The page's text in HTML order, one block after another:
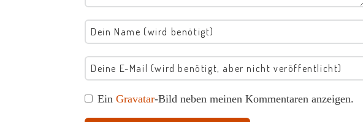
EinGravatar-Bild neben meinen Kommentaren anzeigen.